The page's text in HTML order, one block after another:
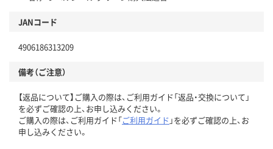
JANコード
4906186313209
備考（ご注意）
【返品について】ご購入の際は、ご利用ガイド「返品・交換について」
を必ずご確認の上、お申し込みください。
ご購入の際は、ご利用ガイド「ご利用ガイド 」を必ずご確認の上、お
申し込みください。